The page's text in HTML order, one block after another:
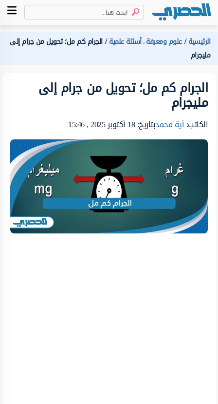
الرئيسية علوم ومعرفة،أسئلة علمية الجرام كم مل؛ تحويل من جرام إلى
مليجرام
الجرام كم مل؛ تحويل من جرام إلى
مليجرام
الكاتب:أية محمدبتاريخ: 18 أكتوبر 2025 , 15:46